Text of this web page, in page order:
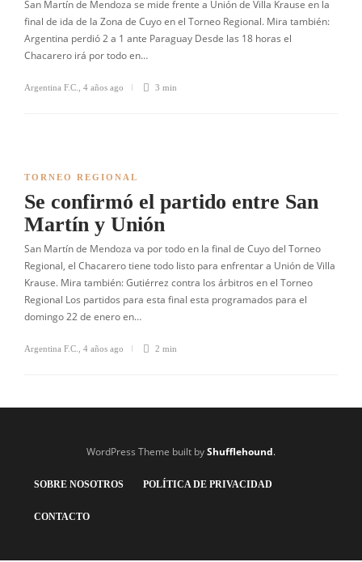
San Martín de Mendoza se mide frente a Unión de Villa Krause en la
final de ida de la Zona de Cuyo en el Torneo Regional. Mira también:
Argentina perdió 2 a 1 ante Paraguay Desde las 18 horas el
Chacarero irá por todo en…
Argentina F.C. 4 años ago 3 min
TORNEO REGIONAL
Se confirmó el partido entre San
Martín y Unión
San Martín de Mendoza va por todo en la final de Cuyo del Torneo
Regional, el Chacarero tiene todo listo para enfrentar a Unión de Villa
Krause. Mira también: Gutiérrez contra los árbitros en el Torneo
Regional Los partidos para esta final esta programados para el
domingo 22 de enero en…
Argentina F.C. 4 años ago 2 min
WordPress Theme built byShufflehound.
SOBRE NOSOTROS POLÍTICA DE PRIVACIDAD
CONTACTO